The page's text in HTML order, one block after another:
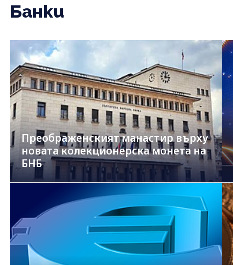
Банки
Преображенският манастир върху
новата колекционерска монета на
БНБ